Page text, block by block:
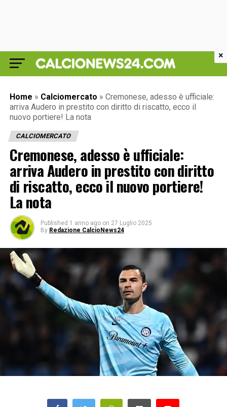
Home » Calciomercato » Cremonese, adesso è ufficiale:
arriva Audero in prestito con diritto di riscatto, ecco il
nuovo portiere! La nota
CALCIOMERCATO
Cremonese, adesso è ufficiale:
arriva Audero in prestito con diritto
di riscatto, ecco il nuovo portiere!
La nota
Published 1 anno ago on 27 Luglio 2025
By Redazione CalcioNews24
×